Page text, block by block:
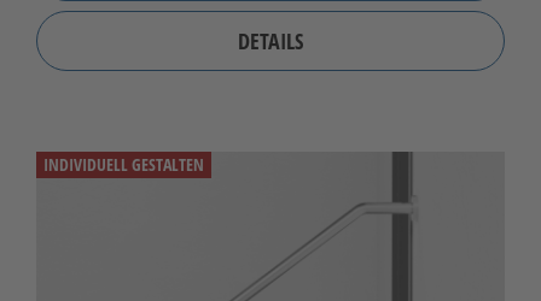
DETAILS
INDIVIDUELL GESTALTEN